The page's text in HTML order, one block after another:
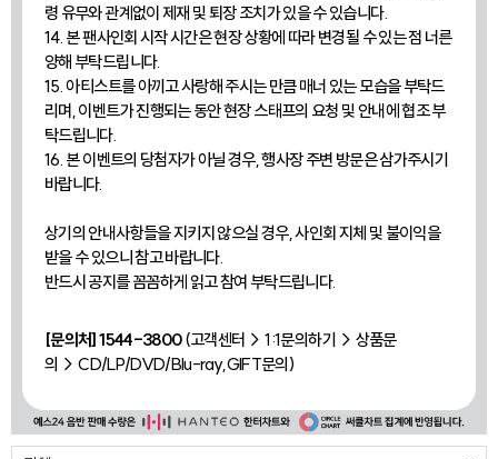
령 유무와 관계없이 제재 및 퇴장 조치가 있을 수 있습니다.
14. 본 팬사인회 시작 시간은 현장 상황에 따라 변경될 수 있는 점 너른
양해 부탁드립니다.
15. 아티스트를 아끼고 사랑해 주시는 만큼 매너 있는 모습을 부탁드
리며, 이벤트가 진행되는 동안 현장 스태프의 요청 및 안내에 협조 부
탁드립니다.
16. 본 이벤트의 당첨자가 아닐 경우, 행사장 주변 방문은 삼가주시기
바랍니다.
상기의 안내사항들을 지키지 않으실 경우, 사인회 지체 및 불이익을
받을 수 있으니 참고 바랍니다.
반드시 공지를 꼼꼼하게 읽고 참여 부탁드립니다.
[문의처] 1544-3800(고객센터 > 1:1문의하기 > 상품문
의 > CD/LP/DVD/Blu-ray,GIFT문의)